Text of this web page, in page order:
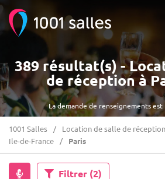
La demande de renseignements
389 résultat(s) -
de réception à
1001 Salles Location de salle de réception
Ile-de-France
Paris
Filtrer (2)